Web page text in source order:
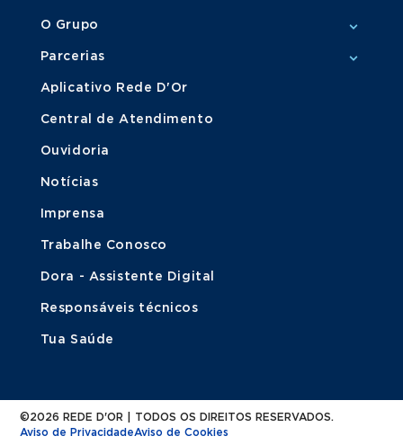
O Grupo
Parcerias
Aplicativo Rede D'Or
Central de Atendimento
Ouvidoria
Notícias
Imprensa
Trabalhe Conosco
Dora - Assistente Digital
Responsáveis técnicos
Tua Saúde
©2026 REDE D'OR | TODOS OS DIREITOS RESERVADOS.
Aviso de PrivacidadeAviso de Cookies